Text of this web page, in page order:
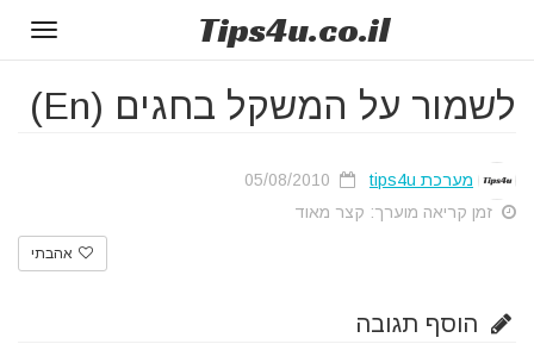
Tips4u.co.il
לשמור על המשקל בחגים (En)
מערכת tips4u
זמן קריאה מוערך: קצר מאוד
אהבתי
הוסף תגובה